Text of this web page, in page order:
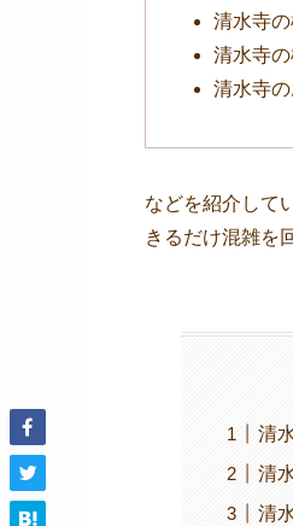
清水寺
清水寺
清水寺
などを紹介して
きるだけ混雑を
清
清
清